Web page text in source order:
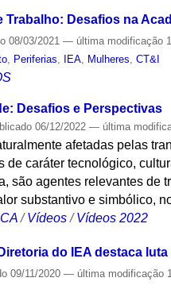
Trabalho: Desafios na
08/03/2021— última modificação
, Periferias, IEA, Mulheres,CT&I
Desafios e Perspectivas
06/12/2022— última
afetadas pelas
de caráter tecnológico,
são agentes relevantes de
substantivo e simbólico,
/Vídeos /Vídeos 2022
do IEA destaca
09/11/2020— última modificação